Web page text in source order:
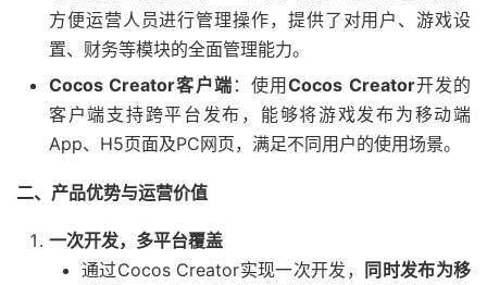
方便运营人员进行管理操作，提供了对用户、游戏设
置、财务等模块的全面管理能力。
Cocos Creator客户端 ：使用Cocos Creator开发的
客户端支持跨平台发布，能够将游戏发布为移动端
App、H5页面及PC网页，满足不同用户的使用场景。
二、产品优势与运营价值
一次开发，多平台覆盖
通过Cocos Creator实现一次开发，
同时发布为移